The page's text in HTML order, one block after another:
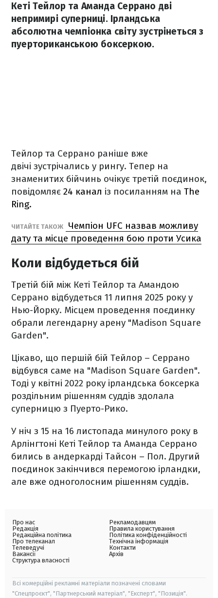
Кеті Тейлор та Аманда Серрано дві
непримирі суперниці. Ірландська
абсолютна чемпіонка світу зустрінеться з
пуерториканською боксеркою.
Тейлор та Серрано раніше вже
двічі зустрічались у рингу. Тепер на
знаменитих бійчинь очікує третій поєдинок,
повідомляє 24 канал із посиланням на The
Ring.
ЧИТАЙТЕ ТАКОЖ
Чемпіон UFC назвав можливу
дату та місце проведення бою проти Усика
Коли відбудеться бій
Третій бій між Кеті Тейлор та Амандою
Серрано відбудеться 11 липня 2025 року у
Нью-Йорку. Місцем проведення поєдинку
обрали легендарну арену "Madison Square
Garden".
Цікаво, що першій бій Тейлор – Серрано
відбувся саме на "Madison Square Garden".
Тоді у квітні 2022 року ірландська боксерка
роздільним рішенням суддів здолала
суперницю з Пуерто-Рико.
У ніч з 15 на 16 листопада минулого року в
Арлінгтоні Кеті Тейлор та Аманда Серрано
бились в андеркарді Тайсон – Пол. Другий
поєдинок закінчився перемогою ірландки,
але вже одноголосним рішенням суддів.
Про нас
Редакція
Редакційна політика
Про телеканал
Телеведучі
Вакансії
Структура власності
Рекламодавцям
Правила користування
Політика конфіденційності
Технічна інформація
Контакти
Архів
Всі комерційні рекламні матеріали позначені словами
"Спецпроєкт", "Партнерський матеріал", "Експерт", "Позиція".